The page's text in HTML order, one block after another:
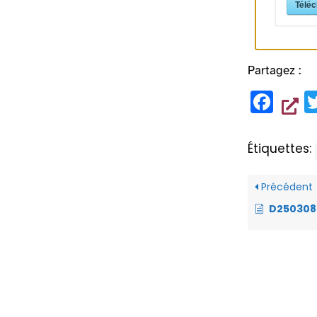
Partagez :
F
c
b
o
Étiquettes:
Précédent
D250308 RÉSIDENCE